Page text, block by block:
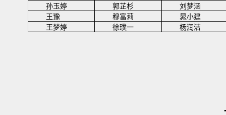
孙玉婷
郭芷杉
刘梦涵
王豫
穆富莉
晁小建
王梦婷
徐璞一 杨润洁